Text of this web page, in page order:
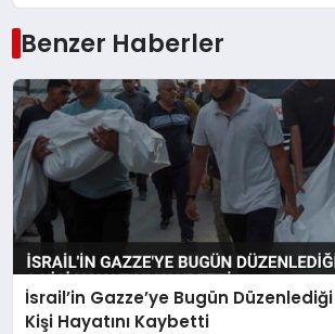
Benzer Haberler
İsrail’in Gazze’ye Bugün
Kişi Hayatını Kaybetti